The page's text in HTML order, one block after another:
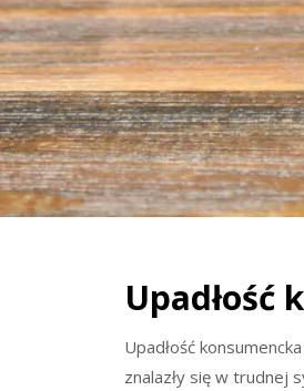
Upadłość
Upadłość
znalazły się w trudnej